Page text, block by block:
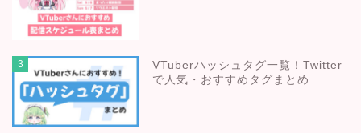
3
VTuberハッシュタグ一覧！Twitter
で人気・おすすめタグまとめ